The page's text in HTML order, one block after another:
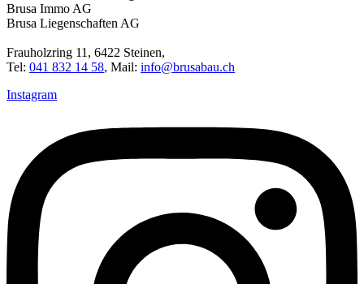
Brusa Immo AG
Brusa Liegenschaften AG
Frauholzring 11, 6422 Steinen,
Tel: 041 832 14 58, Mail: info@brusabau.ch
Instagram